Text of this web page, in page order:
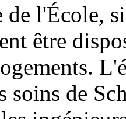
de l'École,
être
soins de